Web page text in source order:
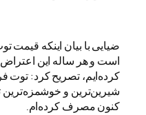
ضیایی با بیان اینکه قیمت
است و هر ساله این اعتراض
کرده‌ایم، تصریح کرد: توت
شیرین‌ترین و
کنون مصرف کرده‌ام.